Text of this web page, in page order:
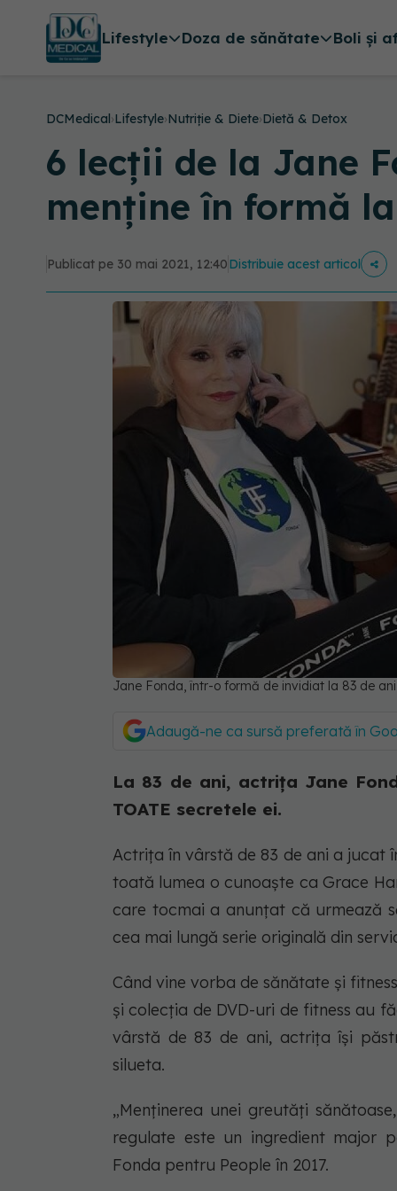
Lifestyle Doza de sănătate Boli și
DCMedical›Lifestyle›Nutriție & Diete›Dietă & Detox
6 lecții de la Jane
menține în formă
Publicat pe 30 mai 2021, 12:40Distribuie acest articol
Jane Fonda, într-o formă de invidiat la 83 de ani
Adaugă-ne ca sursă preferată în
La 83 de ani, actrița Jane
TOATE secretele ei.
Actrița în vârstă de 83 de ani a jucat
toată lumea o cunoaște ca Grace
care tocmai a anunțat că urmează
cea mai lungă serie originală din
Când vine vorba de sănătate și
și colecția de DVD-uri de fitness au
vârstă de 83 de ani, actrița își
silueta.
„Menținerea unei greutăți
regulate este un ingredient major
Fonda pentru People în 2017.